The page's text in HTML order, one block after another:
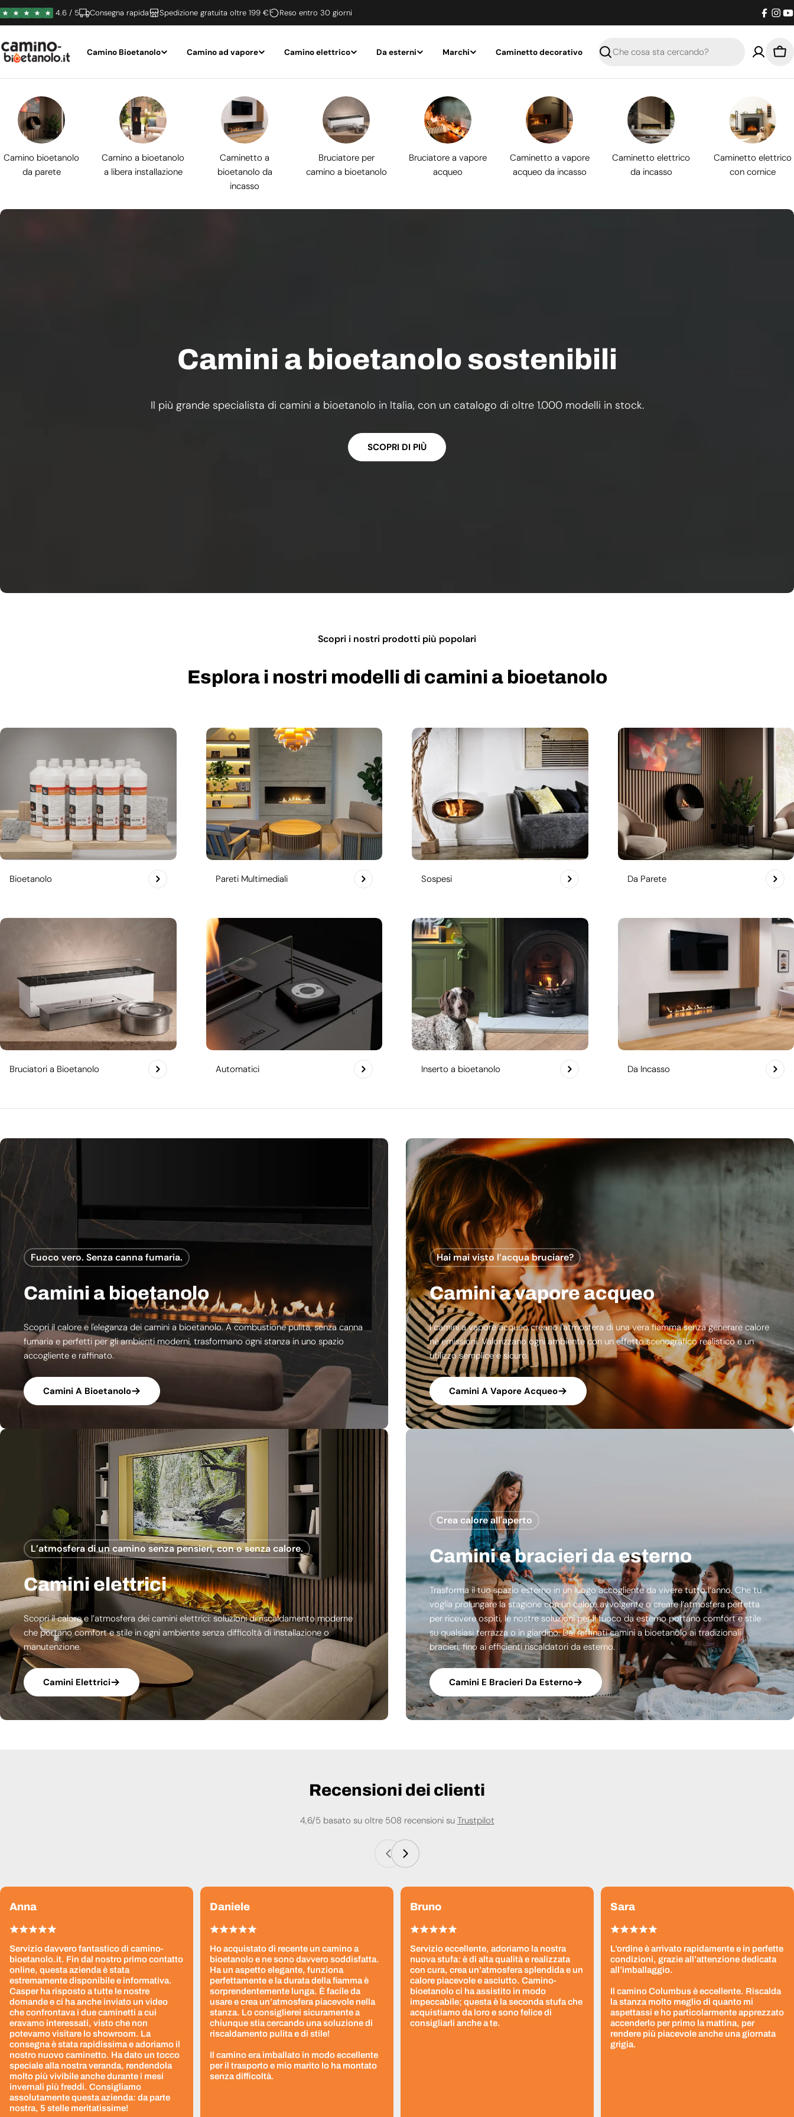
Vai
al
4.6 / 5 Consegna rapida Spedizione gratuita oltre 199 € Reso entro 30 giorni
Camino Bioetanolo Camino ad vapore Camino elettrico Da esterni Marchi Caminetto decorativo
Ricerca
Camino bioetanolo
da parete
Camino a bioetanolo
a libera installazione
Caminetto a
bioetanolo da
incasso
Bruciatore per
camino a bioetanolo
Bruciatore a vapore
acqueo
Caminetto a vapore
acqueo da incasso
Caminetto elettrico
da incasso
Caminetto elettrico
con cornice
Camini a bioetanolo sostenibili
Il più grande specialista di camini a bioetanolo in Italia, con un catalogo di oltre 1.000 modelli in stock.
SCOPRI DI PIÙ
Scopri i nostri prodotti più popolari
Esplora i nostri modelli di camini a bioetanolo
Bioetanolo Pareti Multimediali Sospesi Da Parete
Bruciatori a Bioetanolo Automatici Inserto a bioetanolo Da Incasso
Fuoco vero. Senza canna fumaria.
Camini a bioetanolo
Scopri il calore e l'eleganza dei camini a bioetanolo. A combustione pulita, senza canna
fumaria e perfetti per gli ambienti moderni, trasformano ogni stanza in uno spazio
accogliente e raffinato.
Camini A Bioetanolo
Hai mai visto l’acqua bruciare?
Camini a vapore acqueo
I camini a vapore acqueo creano l'atmosfera di una vera fiamma senza generare calore
né emissioni. Valorizzano ogni ambiente con un effetto scenografico realistico e un
utilizzo semplice e sicuro.
Camini A Vapore Acqueo
L’atmosfera di un camino senza pensieri, con o senza calore.
Camini elettrici
Scopri il calore e l’atmosfera dei camini elettrici: soluzioni di riscaldamento moderne
che portano comfort e stile in ogni ambiente senza difficoltà di installazione o
manutenzione.
Camini Elettrici
Crea calore all'aperto
Camini e bracieri da esterno
Trasforma il tuo spazio esterno in un luogo accogliente da vivere tutto l’anno. Che tu
voglia prolungare la stagione con un calore avvolgente o creare l’atmosfera perfetta
per ricevere ospiti, le nostre soluzioni per il fuoco da esterno portano comfort e stile
su qualsiasi terrazza o in giardino. Dai raffinati camini a bioetanolo ai tradizionali
bracieri, fino ai efficienti riscaldatori da esterno.
Camini E Bracieri Da Esterno
Recensioni dei clienti
4,6/5 basato su oltre 508 recensioni su Trustpilot
Anna
Servizio davvero fantastico di camino-
bioetanolo.it. Fin dal nostro primo contatto
online, questa azienda è stata
estremamente disponibile e informativa.
Casper ha risposto a tutte le nostre
domande e ci ha anche inviato un video
che confrontava i due caminetti a cui
eravamo interessati, visto che non
potevamo visitare lo showroom. La
consegna è stata rapidissima e adoriamo il
nostro nuovo caminetto. Ha dato un tocco
speciale alla nostra veranda, rendendola
molto più vivibile anche durante i mesi
invernali più freddi. Consigliamo
assolutamente questa azienda: da parte
nostra, 5 stelle meritatissime!
Daniele
Ho acquistato di recente un camino a
bioetanolo e ne sono davvero soddisfatta.
Ha un aspetto elegante, funziona
perfettamente e la durata della fiamma è
sorprendentemente lunga. È facile da
usare e crea un’atmosfera piacevole nella
stanza. Lo consiglierei sicuramente a
chiunque stia cercando una soluzione di
riscaldamento pulita e di stile!
Il camino era imballato in modo eccellente
per il trasporto e mio marito lo ha montato
senza difficoltà.
Bruno
Servizio eccellente, adoriamo la nostra
nuova stufa: è di alta qualità e realizzata
con cura, crea un’atmosfera splendida e un
calore piacevole e asciutto. Camino-
bioetanolo ci ha assistito in modo
impeccabile; questa è la seconda stufa che
acquistiamo da loro e sono felice di
consigliarli anche a te.
Sara
L’ordine è arrivato rapidamente e in perfette
condizioni, grazie all’attenzione dedicata
all’imballaggio.
Il camino Columbus è eccellente. Riscalda
la stanza molto meglio di quanto mi
aspettassi e ho particolarmente apprezzato
accenderlo per primo la mattina, per
rendere più piacevole anche una giornata
grigia.